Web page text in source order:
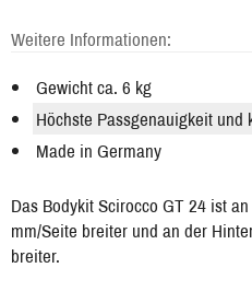
Weitere Informationen:
Gewicht ca. 6 kg
Höchste Passgenauigkeit
Made in Germany
Das Bodykit Scirocco GT 24 ist
mm/Seite breiter und an der
breiter.